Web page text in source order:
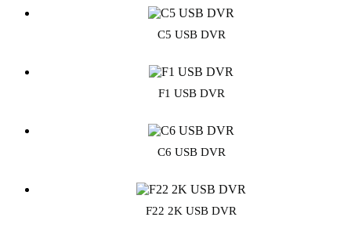
C5 USB DVR
F1 USB DVR
C6 USB DVR
F22 2K USB DVR